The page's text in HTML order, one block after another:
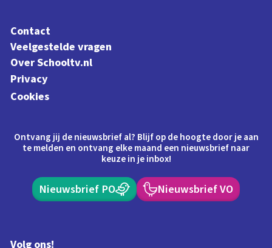
Contact
Veelgestelde vragen
Over Schooltv.nl
Privacy
Cookies
Ontvang jij de nieuwsbrief al? Blijf op de hoogte door je aan
te melden en ontvang elke maand een nieuwsbrief naar
keuze in je inbox!
Nieuwsbrief PO Nieuwsbrief VO
Volg ons!